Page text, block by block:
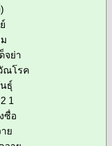
จย่า
ณโรค
ธุ์
1
ซื่อ
ย